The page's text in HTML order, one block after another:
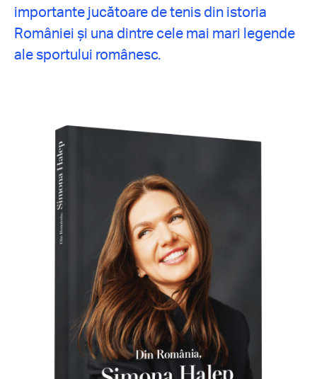
importante jucătoare de tenis din istoria
României și una dintre cele mai mari legende
ale sportului românesc.